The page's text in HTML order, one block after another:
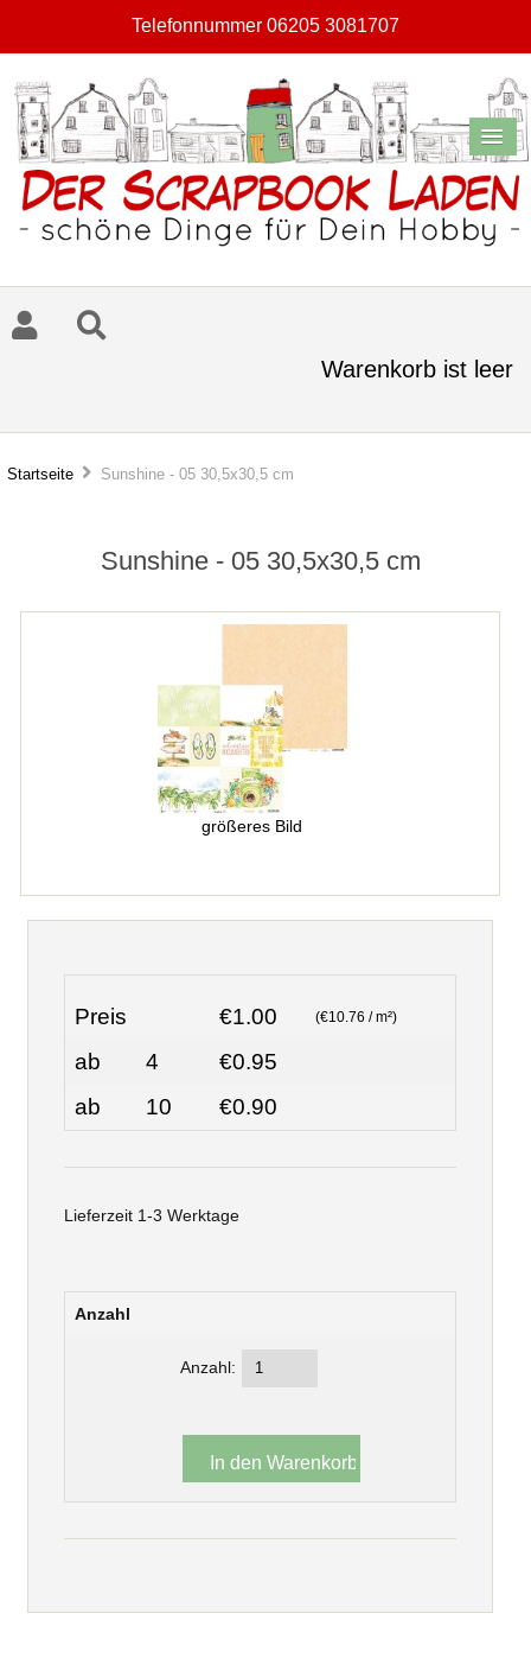
Telefonnummer 06205 3081707
Warenkorb ist leer
Startseite Sunshine - 05 30,5x30,5 cm
Sunshine - 05 30,5x30,5 cm
größeres Bild
Preis €1.00 (€10.76 / m²)
ab 4
€0.95
ab
10 €0.90
Lieferzeit 1-3 Werktage
Anzahl
Anzahl: